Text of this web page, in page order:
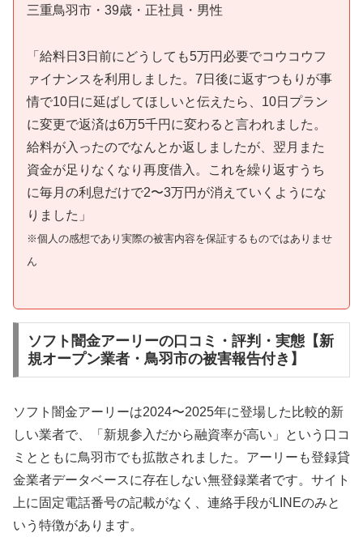
三重鳥羽市・39歳・正社員・男性
「給料日3日前にどうしても5万円必要でコウコウフ
ァイナンスを利用しました。7日後に返すつもりが事
情で10日に延ばしてほしいと伝えたら、10日プラン
に変更で返済は6万5千円に変わると言われました。
給料が入ったのでなんとか返しましたが、翌月また
資金が足りなくなり再度借入。これを繰り返すうち
に毎月の利息だけで2〜3万円が消えていくようにな
りました」
※個人の感想であり実際の被害内容を保証するものではありませ
ん
ソフト闇金アーリーの口コミ・評判・実態【新
規オープン業者・鳥羽市の被害報告付き】
ソフト闇金アーリーは2024〜2025年に登場した比較的新
しい業者で、「新規参入だから融資率が高い」という口コ
ミとともに鳥羽市でも拡散されました。アーリーも登録貸
金業者データベースに存在しない無登録業者です。サイト
上に固定電話番号の記載がなく、連絡手段がLINEのみと
いう特徴があります。